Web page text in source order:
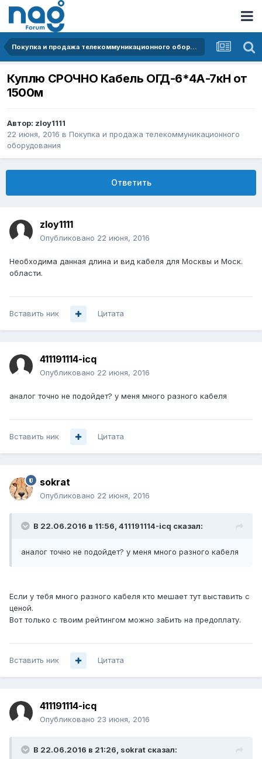
Покупка и продажа телекоммуникационного оборудования
Куплю СРОЧНО Кабель ОГД-6*4А-7кН от
1500м
Автор: zloy1111
22 июня, 2016 в Покупка и продажа телекоммуникационного
оборудования
Ответить
zloy1111
Опубликовано 22 июня, 2016
Необходима данная длина и вид кабеля для Москвы и Моск.
области.
Вставить ник Цитата
411191114-icq
Опубликовано 22 июня, 2016
аналог точно не подойдет? у меня много разного кабеля
Вставить ник Цитата
sokrat
Опубликовано 22 июня, 2016
В 22.06.2016 в 11:56, 411191114-icq сказал:
аналог точно не подойдет? у меня много разного кабеля
Если у тебя много разного кабеля кто мешает тут выставить с
ценой.
Вот только с твоим рейтингом можно заБить на предоплату.
Вставить ник Цитата
411191114-icq
Опубликовано 23 июня, 2016
В 22.06.2016 в 21:26, sokrat сказал: